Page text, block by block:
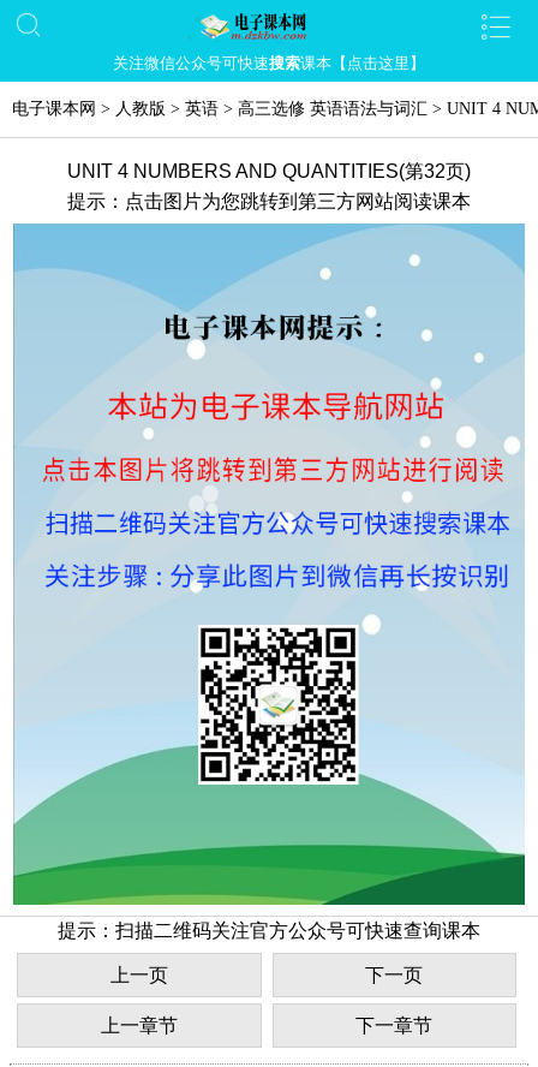
关注微信公众号可快速搜索课本【点击这里】
电子课本网 > 人教版 > 英语 > 高三选修 英语语法与词汇 > UNIT 4
UNIT 4 NUMBERS AND QUANTITIES(第32页)
提示：点击图片为您跳转到第三方网站阅读课本
提示：扫描二维码关注官方公众号可快速查询课本
上一页 下一页
上一章节 下一章节